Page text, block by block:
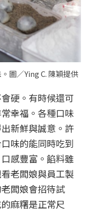
圖／Ying C. 陳穎提供
硬。有時候還可
幸福。各種口味
新鮮與誠意。許
味的能同時吃到
感豐富。餡料雖
老闆娘與員工製
闆娘會招待試
麻糬是正常尺